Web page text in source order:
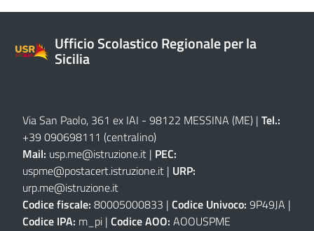
Ufficio Scolastico Regionale per la
Sicilia
Via San Paolo, 361 ex IAI - 98122 MESSINA (ME) | Tel.:
+39 090698111 (centralino)
Mail: usp.me@istruzione.it | PEC:
uspme@postacert.istruzione.it | URP:
urp.me@istruzione.it
Codice fiscale: 80005000833 | Codice Univoco: 9P49JA |
Codice IPA: m_pi | Codice AOO: AOOUSPME